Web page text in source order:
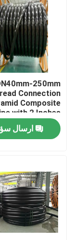
محصولات
نمایش VR
250mm
Connection
Composite
with 2 Inches
Flange
ارسال